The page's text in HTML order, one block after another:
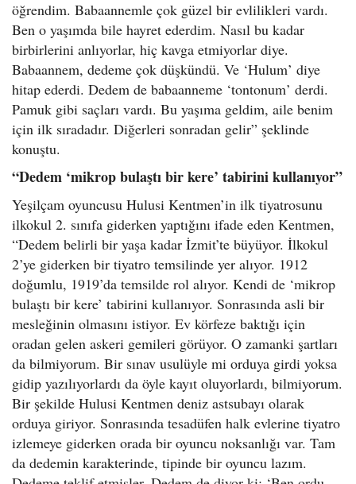
öğrendim. Babaannemle çok güzel bir evlilikleri vardı.
Ben o yaşımda bile hayret ederdim. Nasıl bu kadar
birbirlerini anlıyorlar, hiç kavga etmiyorlar diye.
Babaannem, dedeme çok düşkündü. Ve ‘Hulum’ diye
hitap ederdi. Dedem de babaanneme ‘tontonum’ derdi.
Pamuk gibi saçları vardı. Bu yaşıma geldim, aile benim
için ilk sıradadır. Diğerleri sonradan gelir” şeklinde
konuştu.
“Dedem ‘mikrop bulaştı bir kere’ tabirini kullanıyor”
Yeşilçam oyuncusu Hulusi Kentmen’in ilk tiyatrosunu
ilkokul 2. sınıfa giderken yaptığını ifade eden Kentmen,
“Dedem belirli bir yaşa kadar İzmit’te büyüyor. İlkokul
2’ye giderken bir tiyatro temsilinde yer alıyor. 1912
doğumlu, 1919’da temsilde rol alıyor. Kendi de ‘mikrop
bulaştı bir kere’ tabirini kullanıyor. Sonrasında asli bir
mesleğinin olmasını istiyor. Ev körfeze baktığı için
oradan gelen askeri gemileri görüyor. O zamanki şartları
da bilmiyorum. Bir sınav usulüyle mi orduya girdi yoksa
gidip yazılıyorlardı da öyle kayıt oluyorlardı, bilmiyorum.
Bir şekilde Hulusi Kentmen deniz astsubayı olarak
orduya giriyor. Sonrasında tesadüfen halk evlerine tiyatro
izlemeye giderken orada bir oyuncu noksanlığı var. Tam
da dedemin karakterinde, tipinde bir oyuncu lazım.